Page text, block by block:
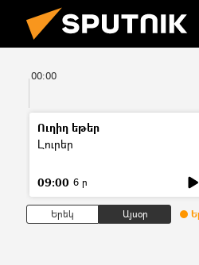
00:00
Ուղիղ եթեր
Լուրեր
09:00 6 ր
Երեկ Այսօր